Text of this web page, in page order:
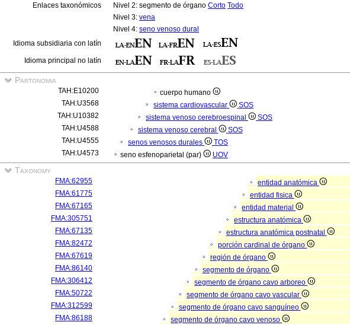
Enlaces taxonómicos
Nivel 2: segmento de órgano Corto Todo
Nivel 3: vena
Nivel 4: seno venoso dural
Idioma subsidiaria con latín
Idioma principal no latín
Partonomia
TAH:E10200
cuerpo humano
TAH:U3568
sistema cardiovascular
SOS
TAH:U10382
sistema venoso cerebroespinal
SOS
TAH:U4588
sistema venoso cerebral
SOS
TAH:U4555
senos venosos durales
TOS
TAH:U4573
seno esfenoparietal (par) UOV
Taxonomy
FMA:62955
entidad anatómica
FMA:61775
entidad fisica
FMA:67165
entidad material
FMA:305751
estructura anatómica
FMA:67135
estructura anatómica postnatal
FMA:82472
porción cardinal de órgano
FMA:67619
región de órgano
FMA:86140
segmento de órgano
FMA:306412
segmento de órgano cavo arboreo
FMA:50722
segmento de órgano cavo vascular
FMA:312599
segmento de órgano cavo sanguíneo
FMA:86188
segmento de órgano cavo venoso